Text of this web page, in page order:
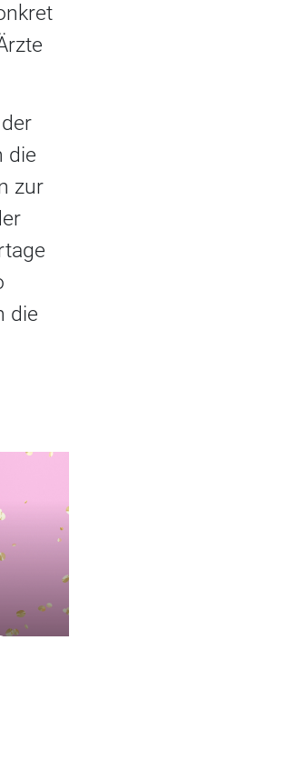
die
zur
die